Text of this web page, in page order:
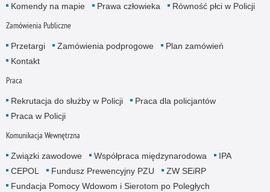
Komendy na mapie
Prawa człowieka Równość płci w Policji
Zamówienia Publiczne
Przetargi Zamówienia podprogowe
Plan zamówień
Kontakt
Praca
Rekrutacja do służby w Policji
Praca dla policjantów
Praca w Policji
Komunikacja Wewnętrzna
Związki zawodowe Współpraca międzynarodowa
IPA
CEPOL
Fundusz Prewencyjny PZU
ZW SEiRP
Fundacja Pomocy Wdowom i Sierotom po Poległych